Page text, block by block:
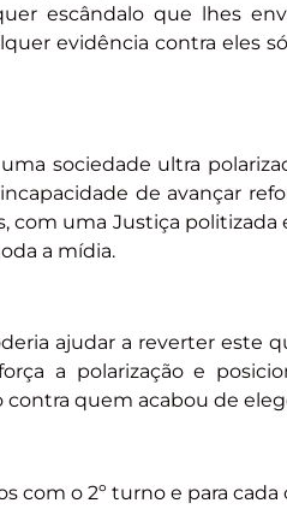
escândalo que lhes
evidência contra eles
sociedade ultra
de avançar
com uma Justiça
a mídia.
ajudar a reverter este
a polarização e
quem acabou de
com o 2º turno e para